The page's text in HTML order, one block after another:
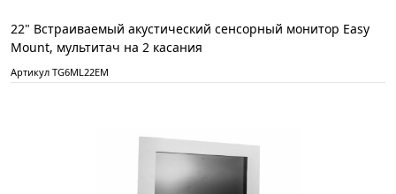
22" Встраиваемый акустический сенсорный монитор Easy
Mount, мультитач на 2 касания
Артикул TG6ML22EM